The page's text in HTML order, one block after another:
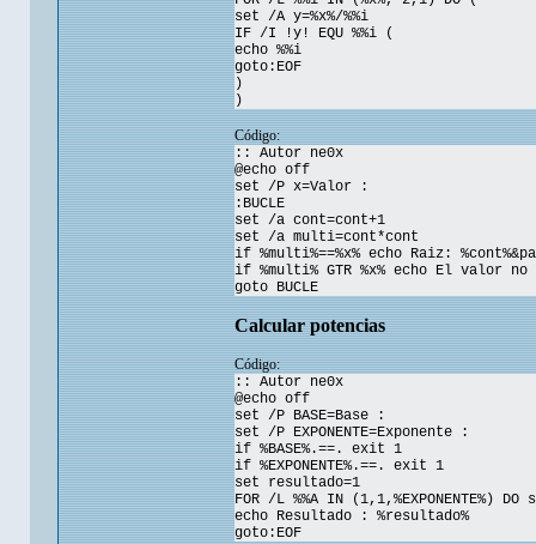
set /A y=%x%/%%i
IF /I !y! EQU %%i (
echo %%i
goto:EOF
)
)
Código:
:: Autor ne0x
@echo off
set /P x=Valor :
:BUCLE
set /a cont=cont+1
set /a multi=cont*cont
if %multi%==%x% echo Raiz:
if %multi% GTR %x% echo El valor
goto BUCLE
Calcular potencias
Código:
:: Autor ne0x
@echo off
set /P BASE=Base :
set /P EXPONENTE=Exponente :
if %BASE%.==. exit 1
if %EXPONENTE%.==. exit 1
set resultado=1
FOR /L %%A IN (1,1,%EXPONENTE%)
echo Resultado : %resultado%
goto:EOF